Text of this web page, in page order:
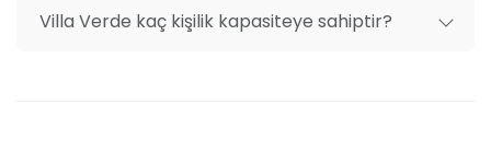
Villa Verde kaç kişilik kapasiteye sahiptir?